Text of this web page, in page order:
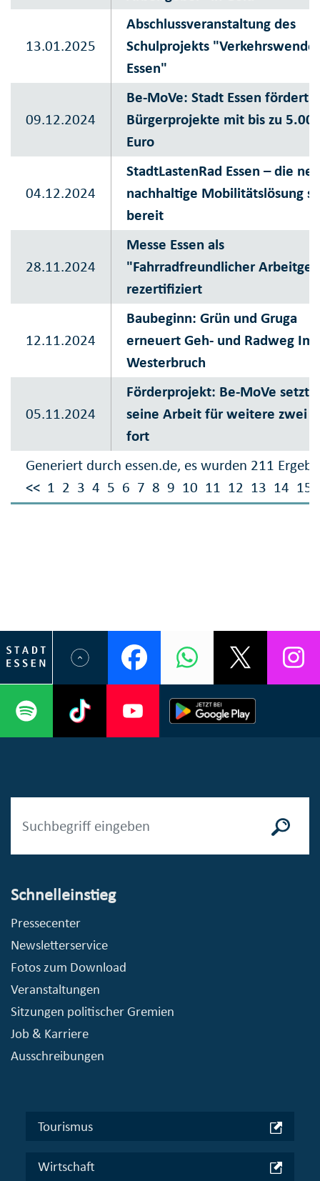
Generiert durch essen.de, es wurden 211
<< 1 2 3 4 5 6 7 8 9 10 11 12 13 14 15
13.01.2025
Abschlussveranstaltung des
Schulprojekts "Verkehrswende
Essen"
09.12.2024
Be-MoVe: Stadt Essen fördert
Bürgerprojekte mit bis zu
Euro
04.12.2024
StadtLastenRad Essen – die
nachhaltige Mobilitätslösung
bereit
28.11.2024
Messe Essen als
"Fahrradfreundlicher
rezertifiziert
12.11.2024
Baubeginn: Grün und Gruga
erneuert Geh- und Radweg Im
Westerbruch
05.11.2024
Förderprojekt: Be-MoVe setzt
seine Arbeit für weitere zwei
fort
Schnelleinstieg
Pressecenter
Newsletterservice
Fotos zum Download
Veranstaltungen
Sitzungen politischer Gremien
Job & Karriere
Ausschreibungen
Tourismus
Wirtschaft